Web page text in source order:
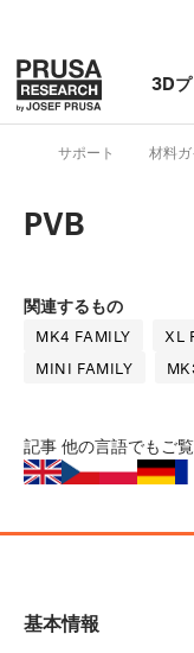
3D
サポート 材料
PVB
関連するもの
MK4 FAMILY XL
MINI FAMILY
記事 他の言語でもご覧
基本情報